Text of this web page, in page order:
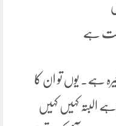
بہت ہے
ہے. یوں تو ان کا
البتہ کہیں کہیں